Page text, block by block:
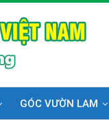
GÓC VƯỜN LAM